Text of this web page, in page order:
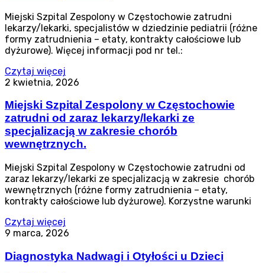
Miejski Szpital Zespolony w Częstochowie zatrudni
lekarzy/lekarki, specjalistów w dziedzinie pediatrii (różne
formy zatrudnienia – etaty, kontrakty całościowe lub
dyżurowe). Więcej informacji pod nr tel.:
Czytaj więcej
2 kwietnia, 2026
Miejski Szpital Zespolony w Częstochowie
zatrudni od zaraz lekarzy/lekarki ze
specjalizacją w zakresie chorób
wewnętrznych.
Miejski Szpital Zespolony w Częstochowie zatrudni od
zaraz lekarzy/lekarki ze specjalizacją w zakresie chorób
wewnętrznych (różne formy zatrudnienia – etaty,
kontrakty całościowe lub dyżurowe). Korzystne warunki
Czytaj więcej
9 marca, 2026
Diagnostyka Nadwagi i Otyłości u Dzieci